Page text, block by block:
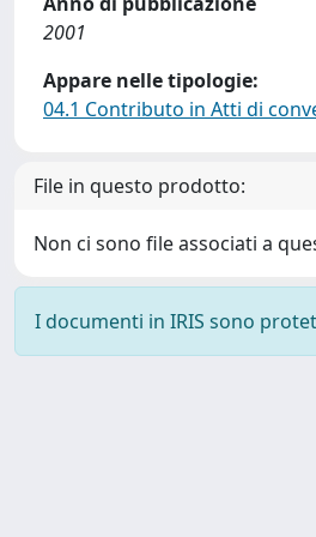
2001
Appare nelle tipologie:
04.1 Contributo in Atti di
File in questo prodotto:
Non ci sono file associati a
I documenti in IRIS sono